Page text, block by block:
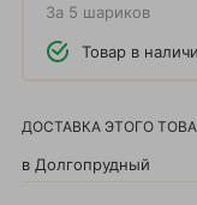
За 5 шариков
Товар в
ДОСТАВКА ЭТОГО
в Долгопрудный